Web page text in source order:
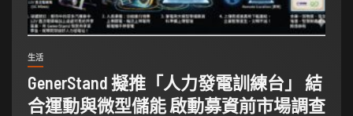
生活
GenerStand 擬推「人力發電訓練台」 結
合運動與微型儲能 啟動募資前市場調查